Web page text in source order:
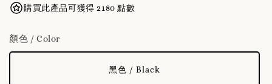
購買此產品可獲得 2180 點數
顏色 / Color
黑色 / Black